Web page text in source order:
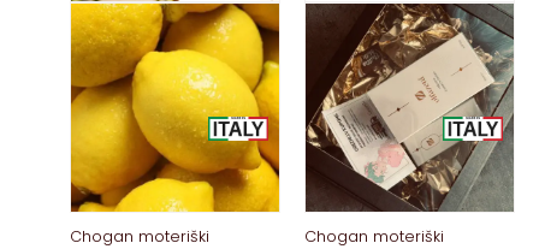
Chogan moteriški
Chogan moteriški